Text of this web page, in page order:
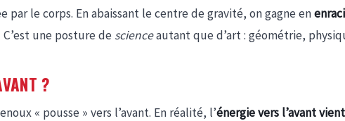
par le corps. En abaissant le centre de gravité, on gagne en
une posture de scienceautant que d’art : géométrie,
?
« pousse » vers l’avant. En réalité, l’énergie vers l’avant